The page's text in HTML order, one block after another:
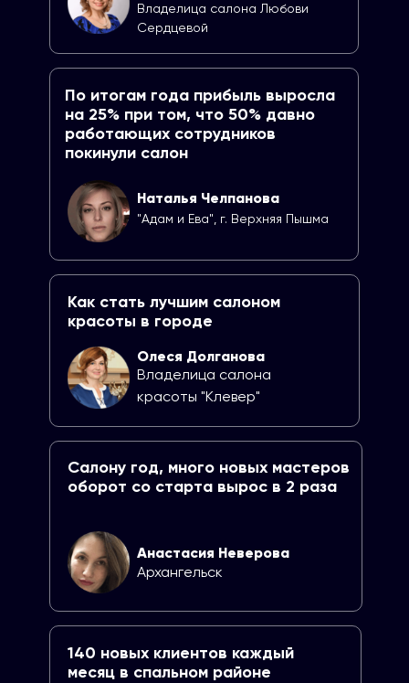
Владелица салона Любови
Сердцевой
"Адам и Ева", г. Верхняя Пышма
Наталья Челпанова
По итогам года прибыль выросла
на 25% при том, что 50% давно
работающих cотрудников
покинули салон
Как стать лучшим салоном
красоты в городе
Олеся Долганова
Владелица салона
красоты "Клевер"
Архангельск
Анастасия Неверова
Салону год, много новых мастеров
оборот со старта вырос в 2 раза
140 новых клиентов каждый
месяц в спальном районе